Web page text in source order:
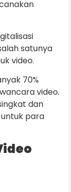
satunya
video.
70%
video.
dan
para